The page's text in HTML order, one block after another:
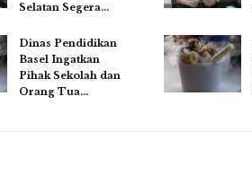
Selatan Segera…
Dinas Pendidikan
Basel Ingatkan
Pihak Sekolah dan
Orang Tua…